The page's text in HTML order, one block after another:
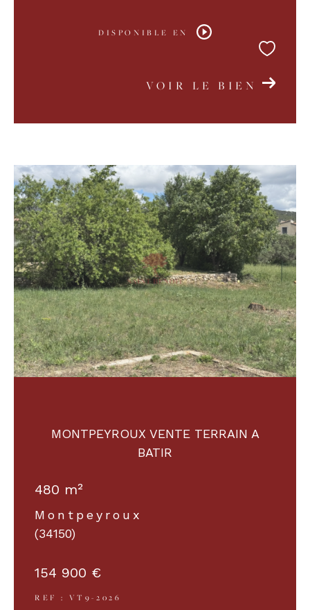
DISPONIBLE EN
VOIR LE BIEN
MONTPEYROUX VENTE TERRAIN A
BATIR
480 m²
Montpeyroux
(34150)
154 900 €
REF : VT9-2026
RECHERCHER